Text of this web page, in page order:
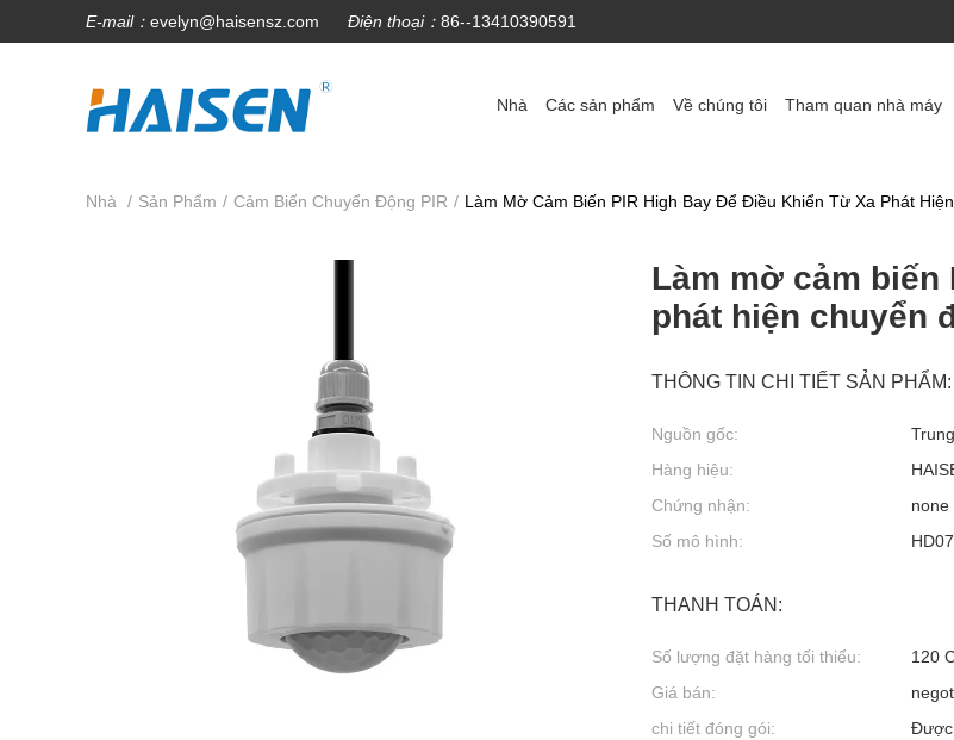
E-mail： evelyn@haisensz.com Điện thoại： 86--13410390591
Nhà Các sản phẩm Về chúng tôi Tham quan nhà máy
Nhà / Sản Phẩm / Cảm Biến Chuyển Động PIR / Làm Mờ Cảm Biến PIR High Bay Để Điều Khiển Từ Xa Phát
Làm mờ cảm biến
phát hiện chuyển
THÔNG TIN CHI TIẾT SẢN PHẨM:
Nguồn gốc:
Hàng hiệu:
Chứng nhận:
none
Số mô hình:
THANH TOÁN:
Số lượng đặt hàng tối thiểu:
120
Giá bán:
chi tiết đóng gói:
Được